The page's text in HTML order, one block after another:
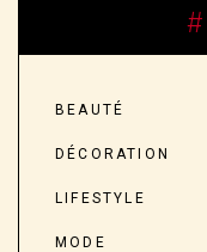
BEAUTÉ
DÉCORATION
LIFESTYLE
MODE